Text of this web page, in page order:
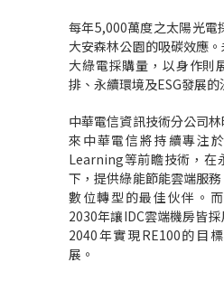
每年5,000萬度之太陽光電
大安森林公園的吸碳效應
大綠電採購量，以身作則
排、永續環境及ESG發展的
中華電信資訊技術分公司
來中華電信將持續專注
Learning等前瞻技術，在
下，提供綠能節能雲端服
數位轉型的最佳伙伴。
2030年讓IDC雲端機房皆
2040年實現RE100的目
展。